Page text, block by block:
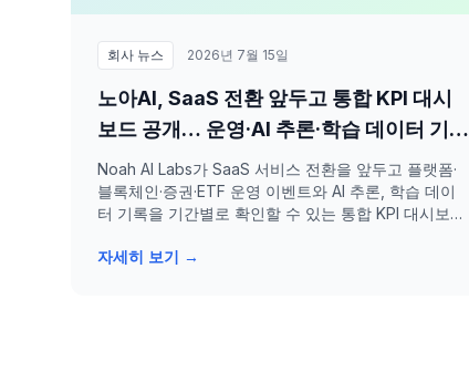
회사 뉴스 2026년 7월 15일
노아AI, SaaS 전환 앞두고 통합 KPI 대시
보드 공개… 운영·AI 추론·학습 데이터 기록
한눈에
Noah AI Labs가 SaaS 서비스 전환을 앞두고 플랫폼·
블록체인·증권·ETF 운영 이벤트와 AI 추론, 학습 데이
터 기록을 기간별로 확인할 수 있는 통합 KPI 대시보드
자세히 보기 →